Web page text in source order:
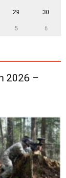
29 30
5 6
2026 –